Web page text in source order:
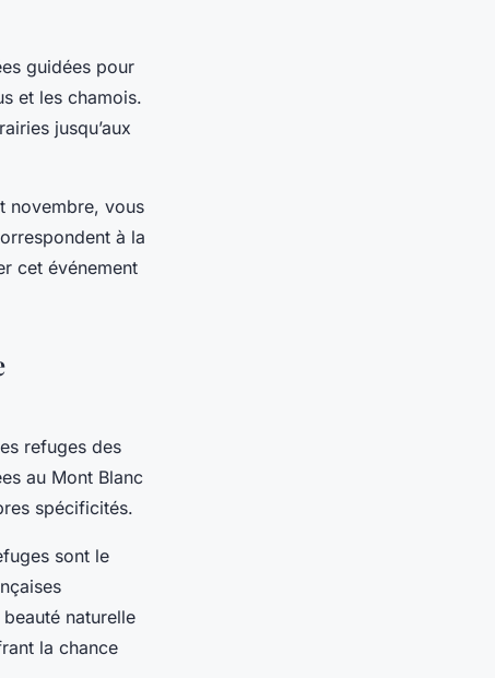
guidées pour
et les chamois.
jusqu’aux
novembre, vous
à la
cet événement
refuges des
au Mont Blanc
spécificités.
sont le
naturelle
la chance